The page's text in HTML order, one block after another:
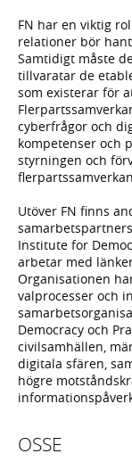
FN har en viktig
relationer bör
Samtidigt måste
tillvaratar de
som existerar för
cyberfrågor och
kompetenser och
styrningen och
Utöver FN finns
Institute for
arbetar med
Organisationen
valprocesser och
Democracy och
civilsamhällen,
digitala sfären,
högre
OSSE